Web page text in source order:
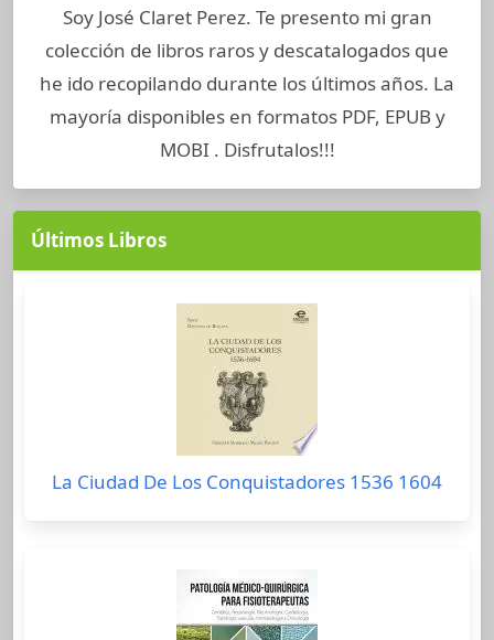
Soy José Claret Perez. Te presento mi gran
colección de libros raros y descatalogados que
he ido recopilando durante los últimos años. La
mayoría disponibles en formatos PDF, EPUB y
MOBI . Disfrutalos!!!
Últimos Libros
La Ciudad De Los Conquistadores 1536 1604